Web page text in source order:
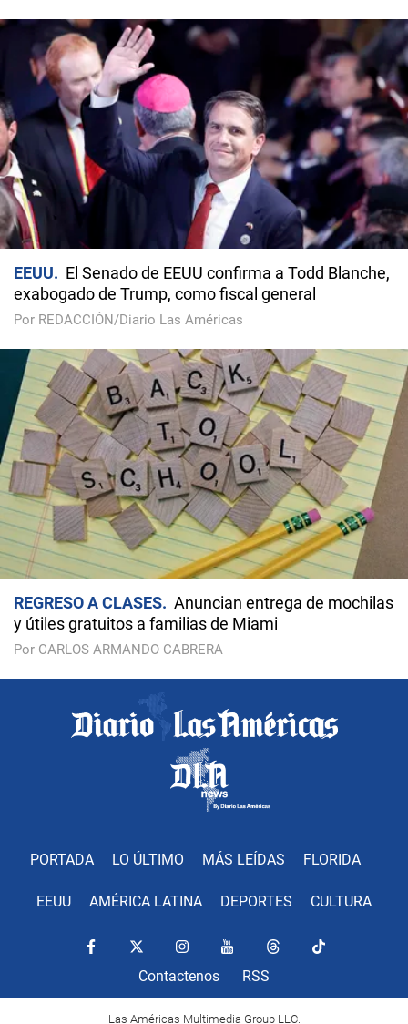
EEUU
El Senado de EEUU confirma a Todd Blanche,
exabogado de Trump, como fiscal general
Por REDACCIÓN/Diario Las Américas
REGRESO A CLASES
Anuncian entrega de mochilas
y útiles gratuitos a familias de Miami
Por CARLOS ARMANDO CABRERA
PORTADA LO ÚLTIMO MÁS LEÍDAS FLORIDA
EEUU AMÉRICA LATINA DEPORTES CULTURA
Contactenos RSS
Las Américas Multimedia Group LLC.